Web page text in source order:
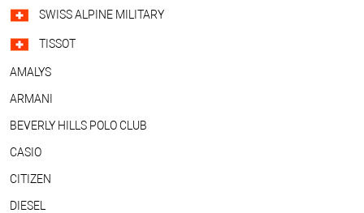
SWISS ALPINE MILITARY
TISSOT
AMALYS
ARMANI
BEVERLY HILLS POLO CLUB
CASIO
CITIZEN
DIESEL